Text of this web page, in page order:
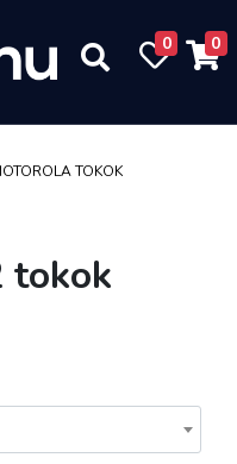
0 0
TOKOK
tokok